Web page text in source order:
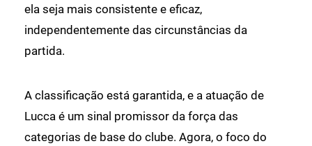
ela seja mais consistente e eficaz,
independentemente das circunstâncias da
partida.
A classificação está garantida, e a atuação de
Lucca é um sinal promissor da força das
categorias de base do clube. Agora, o foco do